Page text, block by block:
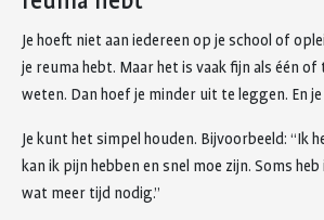
Je hoeft niet aan iedereen op je school of
je reuma hebt. Maar het is vaak fijn als één of
weten. Dan hoef je minder uit te leggen. En
Je kunt het simpel houden. Bijvoorbeeld: “Ik
kan ik pijn hebben en snel moe zijn. Soms
wat meer tijd nodig.”